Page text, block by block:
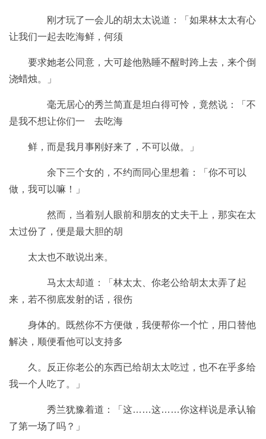
刚才玩了一会儿的胡太太说道：「如果林太太有心
让我们一起去吃海鲜，何须
要求她老公同意，大可趁他熟睡不醒时跨上去，来个倒
浇蜡烛。」
毫无居心的秀兰简直是坦白得可怜，竟然说：「不
是我不想让你们一 去吃海
鲜，而是我月事刚好来了，不可以做。」
余下三个女的，不约而同心里想着：「你不可以
做，我可以嘛！」
然而，当着别人眼前和朋友的丈夫干上，那实在太
太过份了，便是最大胆的胡
太太也不敢说出来。
马太太却道：「林太太、你老公给胡太太弄了起
来，若不彻底发射的话，很伤
身体的。既然你不方便做，我便帮你一个忙，用口替他
解决，顺便看他可以支持多
久。反正你老公的东西已给胡太太吃过，也不在乎多给
我一个人吃了。」
秀兰犹豫着道：「这……这……你这样说是承认输
了第一场了吗？」